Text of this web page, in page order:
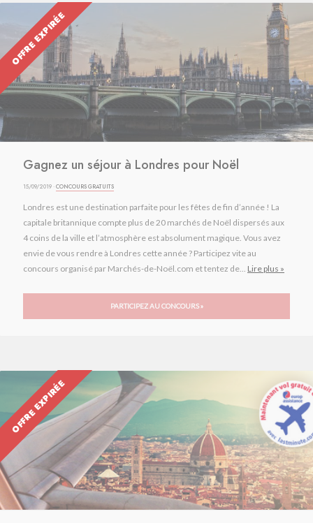
OFFRE EXPIRÉE
Gagnez un séjour à Londres pour Noël
15/09/2019 ·CONCOURS GRATUITS
Londres est une destination parfaite pour les fêtes de fin d’année ! La
capitale britannique compte plus de 20 marchés de Noël dispersés aux
4 coins de la ville et l’atmosphère est absolument magique. Vous avez
envie de vous rendre à Londres cette année ? Participez vite au
concours organisé par Marchés-de-Noël.com et tentez de... Lire plus »
PARTICIPEZ AU CONCOURS »
OFFRE EXPIRÉE